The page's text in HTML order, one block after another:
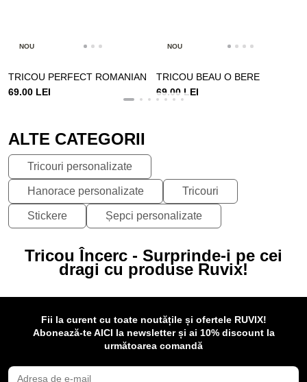
NOU
TRICOU PERFECT ROMANIAN
69.00 LEI
NOU
TRICOU BEAU O BERE
69.00 LEI
ALTE CATEGORII
Tricouri personalizate
Hanorace personalizate Tricouri
Stickere Șepci personalizate
Tricou Încerc - Surprinde-i pe cei
dragi cu produse Ruvix!
Fii la curent cu toate noutățile și ofertele RUVIX!
Abonează-te AICI la newsletter și ai 10% discount la
următoarea comandă